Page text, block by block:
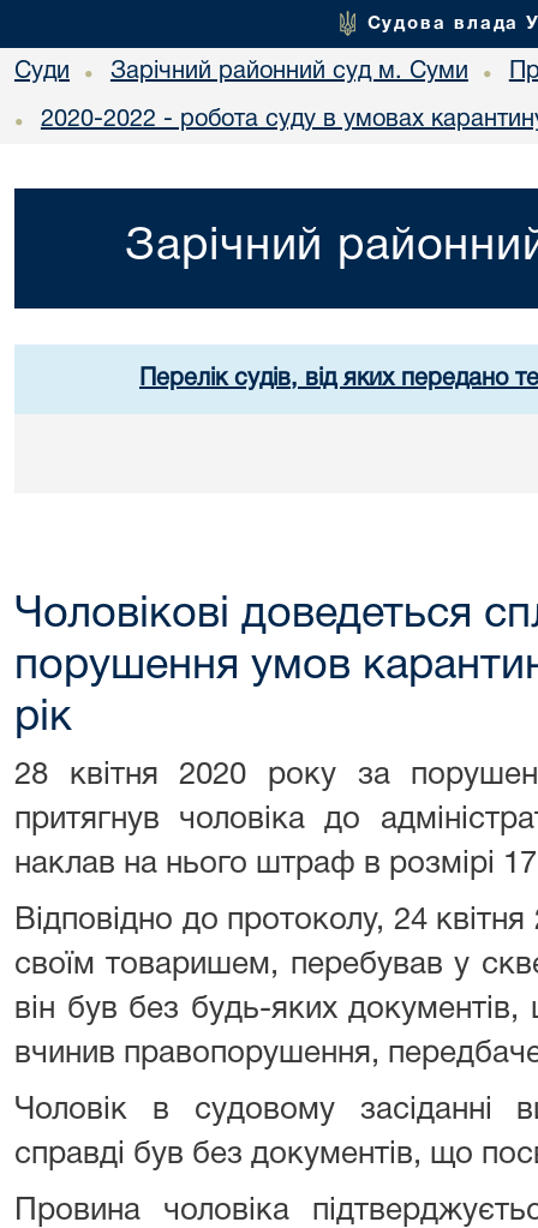
Судова влада
Суди • Зарічний районний суд м. Суми •
• 2020-2022 - робота суду в умовах
Зарічний
Перелік судів, від яких передано
Чоловікові доведеться
порушення умов
рік
28 квітня 2020 року за
притягнув чоловіка до
наклав на нього штраф в розмірі
Відповідно до протоколу, 24
своїм товаришем, перебував у
він був без будь-яких
вчинив правопорушення,
Чоловік в судовому засіданні
справді був без документів, що
Провина чоловіка